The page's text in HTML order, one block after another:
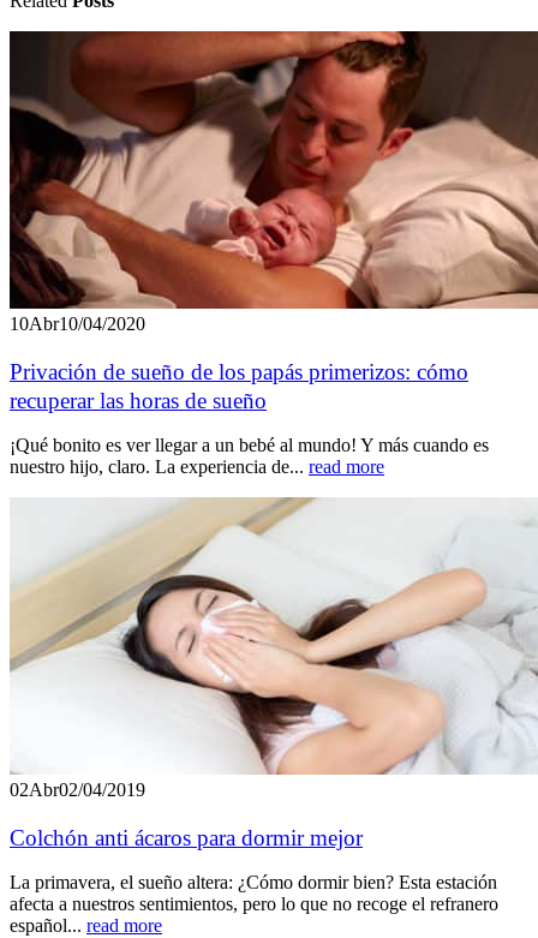
10Abr10/04/2020
Privación de sueño de los papás primerizos: cómo
recuperar las horas de sueño
¡Qué bonito es ver llegar a un bebé al mundo! Y más cuando es
nuestro hijo, claro. La experiencia de... read more
02Abr02/04/2019
Colchón anti ácaros para dormir mejor
La primavera, el sueño altera: ¿Cómo dormir bien? Esta estación
afecta a nuestros sentimientos, pero lo que no recoge el refranero
español... read more